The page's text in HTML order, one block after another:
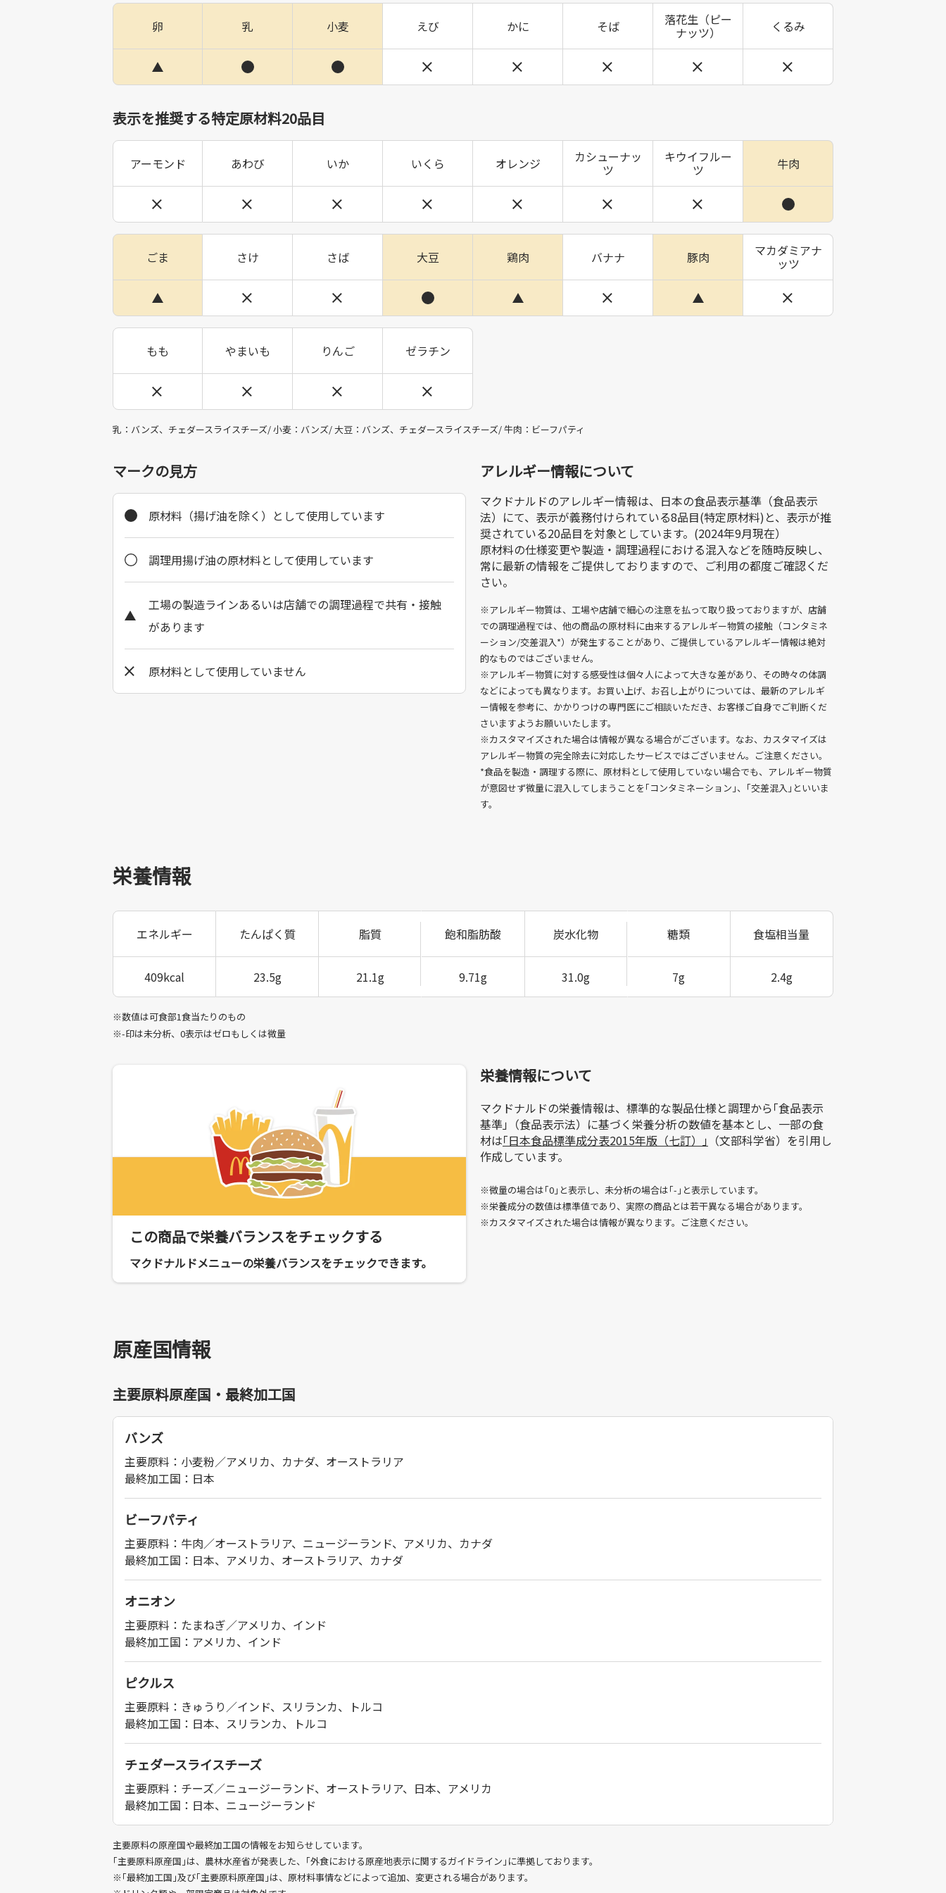
卵 乳 小麦 えび かに そば 落花生（ピー
ナッツ） くるみ
表示を推奨する特定原材料20品目
アーモンド あわび いか いくら オレンジ カシューナッ
ツ
キウイフルー
ツ 牛肉
ごま さけ さば 大豆 鶏肉 バナナ 豚肉 マカダミアナ
ッツ
もも やまいも りんご ゼラチン
乳：バンズ、チェダースライスチーズ/ 小麦：バンズ/ 大豆：バンズ、チェダースライスチーズ/ 牛肉：ビーフパティ
マークの見方
原材料（揚げ油を除く）として使用しています
調理用揚げ油の原材料として使用しています
工場の製造ラインあるいは店舗での調理過程で共有・接触
があります
原材料として使用していません
アレルギー情報について
マクドナルドのアレルギー情報は、日本の食品表示基準（食品表示
法）にて、表示が義務付けられている8品目(特定原材料)と、表示が推
奨されている20品目を対象としています。(2024年9月現在）
原材料の仕様変更や製造・調理過程における混入などを随時反映し、
常に最新の情報をご提供しておりますので、ご利用の都度ご確認くだ
さい。
※アレルギー物質は、工場や店舗で細心の注意を払って取り扱っておりますが、店舗
での調理過程では、他の商品の原材料に由来するアレルギー物質の接触（コンタミネ
ーション/交差混入*）が発生することがあり、ご提供しているアレルギー情報は絶対
的なものではございません。
※アレルギー物質に対する感受性は個々人によって大きな差があり、その時々の体調
などによっても異なります。お買い上げ、お召し上がりについては、最新のアレルギ
ー情報を参考に、かかりつけの専門医にご相談いただき、お客様ご自身でご判断くだ
さいますようお願いいたします。
※カスタマイズされた場合は情報が異なる場合がございます。なお、カスタマイズは
アレルギー物質の完全除去に対応したサービスではございません。ご注意ください。
*食品を製造・調理する際に、原材料として使用していない場合でも、アレルギー物質
が意図せず微量に混入してしまうことを｢コンタミネーション｣、｢交差混入｣といいま
す。
栄養情報
エネルギー
409kcal
たんぱく質
23.5g
脂質
21.1g
飽和脂肪酸
9.71g
炭水化物
31.0g
糖類
7g
食塩相当量
2.4g
※数値は可食部1食当たりのもの
※-印は未分析、0表示はゼロもしくは微量
この商品で栄養バランスをチェックする
マクドナルドメニューの栄養バランスをチェックできます。
栄養情報について
マクドナルドの栄養情報は、標準的な製品仕様と調理から｢食品表示
基準｣（食品表示法）に基づく栄養分析の数値を基本とし、一部の食
材は｢日本食品標準成分表2015年版（七訂）｣ （文部科学省）を引用し
作成しています。
※微量の場合は｢0｣と表示し、未分析の場合は｢-｣と表示しています。
※栄養成分の数値は標準値であり、実際の商品とは若干異なる場合があります。
※カスタマイズされた場合は情報が異なります。ご注意ください。
原産国情報
主要原料原産国・最終加工国
バンズ
主要原料：小麦粉／アメリカ、カナダ、オーストラリア
最終加工国：日本
ビーフパティ
主要原料：牛肉／オーストラリア、ニュージーランド、アメリカ、カナダ
最終加工国：日本、アメリカ、オーストラリア、カナダ
オニオン
主要原料：たまねぎ／アメリカ、インド
最終加工国：アメリカ、インド
ピクルス
主要原料：きゅうり／インド、スリランカ、トルコ
最終加工国：日本、スリランカ、トルコ
チェダースライスチーズ
主要原料：チーズ／ニュージーランド、オーストラリア、日本、アメリカ
最終加工国：日本、ニュージーランド
主要原料の原産国や最終加工国の情報をお知らせしています。
｢主要原料原産国｣は、農林水産省が発表した、｢外食における原産地表示に関するガイドライン｣に準拠しております。
※｢最終加工国｣及び｢主要原料原産国｣は、原材料事情などによって追加、変更される場合があります。